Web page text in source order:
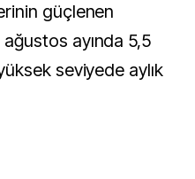
güçlenen
ayında 5,5
seviyede aylık